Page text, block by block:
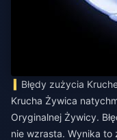
Błędy zużycia
Krucha Żywica
Oryginalnej Żywicy.
nie wzrasta. Wynika